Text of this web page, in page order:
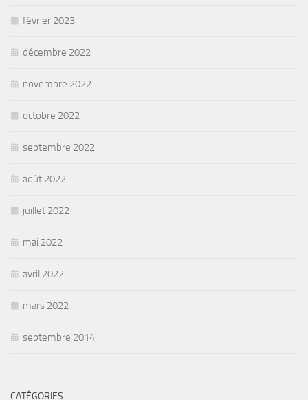
février 2023
décembre 2022
novembre 2022
octobre 2022
septembre 2022
août 2022
juillet 2022
mai 2022
avril 2022
mars 2022
septembre 2014
CATÉGORIES